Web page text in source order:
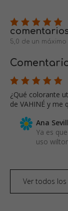
5,0 de un
¿Qué colorante
de VAHINÉ y me
Ana
Ya es
uso
Ver todos